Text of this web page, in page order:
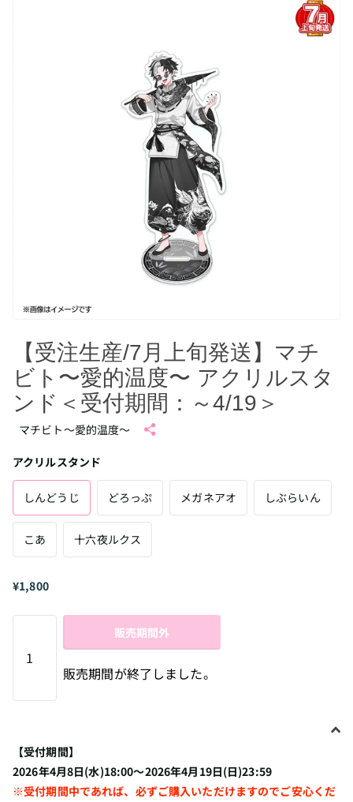
【受注生産/7月上旬発送】マチ
ビト〜愛的温度〜 アクリルスタ
ンド＜受付期間：～4/19＞
マチビト〜愛的温度〜
アクリルスタンド
しんどうじ どろっぷ メガネアオ しぶらいん
こあ 十六夜ルクス
¥1,800
販売期間外
販売期間が終了しました。
【受付期間】
2026年4月8日(水)18:00～2026年4月19日(日)23:59
※受付期間中であれば、必ずご購入いただけますのでご安心くだ